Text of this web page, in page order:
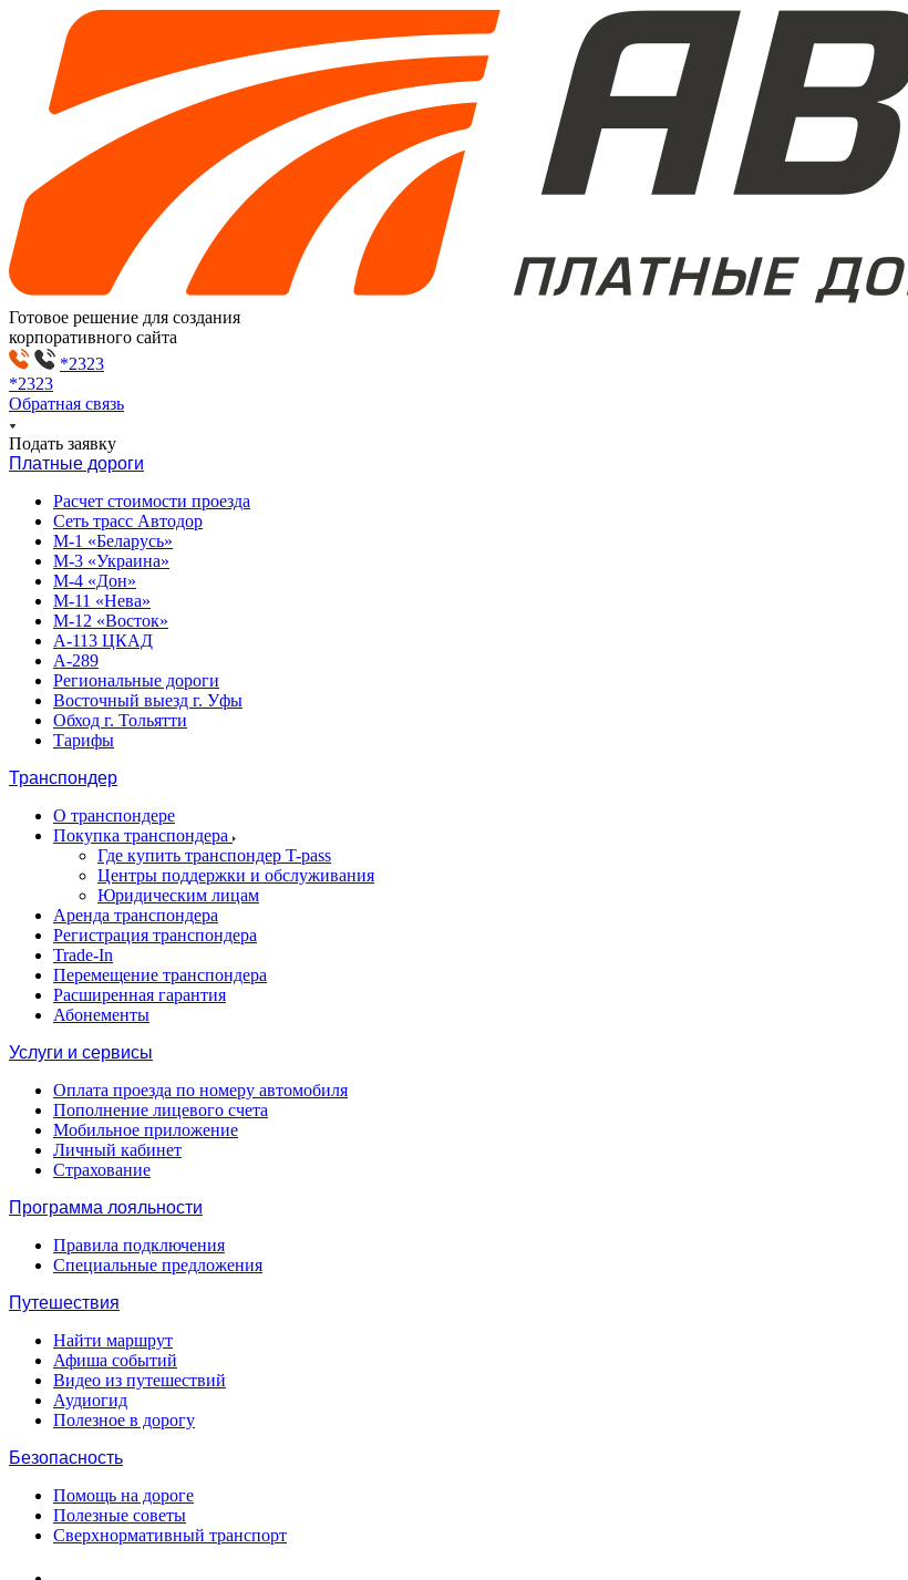
Готовое решение для создания
корпоративного сайта
*2323
*2323
Обратная связь
Подать заявку
Платные дороги
Расчет стоимости проезда
Сеть трасс Автодор
М-1 «Беларусь»
М-3 «Украина»
М-4 «Дон»
М-11 «Нева»
М-12 «Восток»
А-113 ЦКАД
А-289
Региональные дороги
Восточный выезд г. Уфы
Обход г. Тольятти
Тарифы
Транспондер
О транспондере
Покупка транспондера
Где купить транспондер T-pass
Центры поддержки и обслуживания
Юридическим лицам
Аренда транспондера
Регистрация транспондера
Trade-In
Перемещение транспондера
Расширенная гарантия
Абонементы
Услуги и сервисы
Оплата проезда по номеру автомобиля
Пополнение лицевого счета
Мобильное приложение
Личный кабинет
Страхование
Программа лояльности
Правила подключения
Специальные предложения
Путешествия
Найти маршрут
Афиша событий
Видео из путешествий
Аудиогид
Полезное в дорогу
Безопасность
Помощь на дороге
Полезные советы
Сверхнормативный транспорт